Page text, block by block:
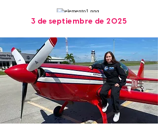
3 de septiembre de 2025